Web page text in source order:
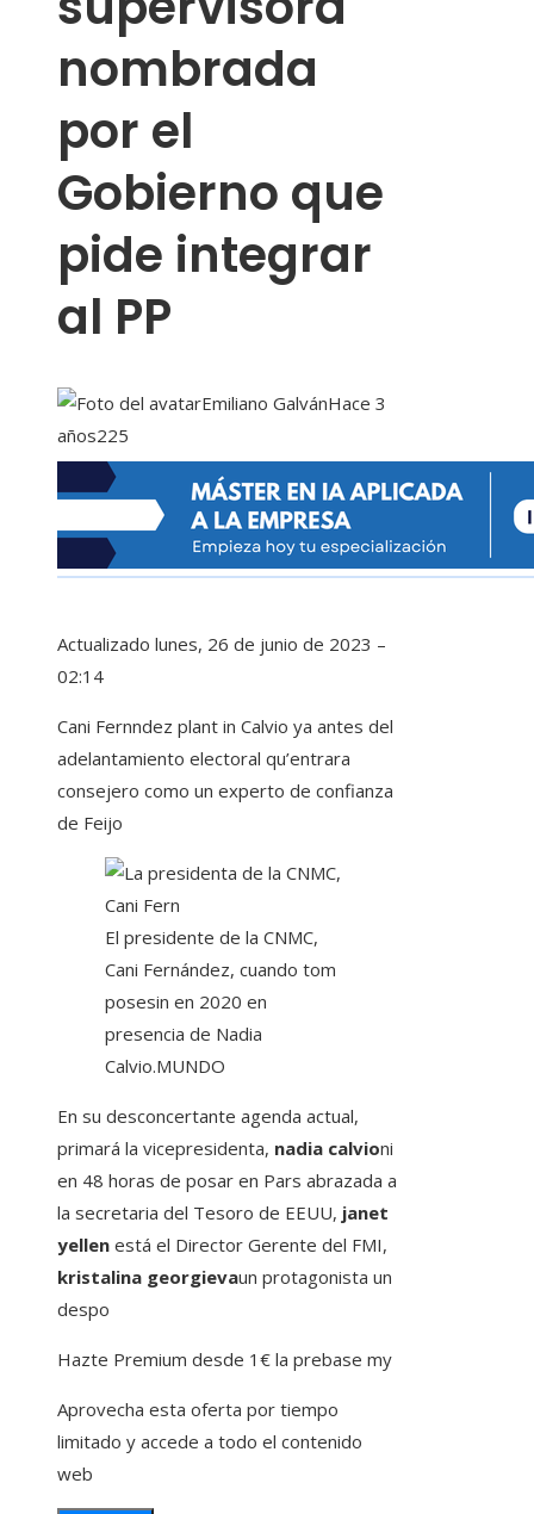
nombrada
por el
Gobierno que
pide integrar
al PP
Emiliano GalvánHace 3
años225
Actualizado lunes, 26 de junio de 2023 –
02:14
Cani Fernndez plant in Calvio ya antes del
adelantamiento electoral qu’entrara
consejero como un experto de confianza
de Feijo
El presidente de la CNMC,
Cani Fernández, cuando tom
posesin en 2020 en
presencia de Nadia
Calvio.MUNDO
En su desconcertante agenda actual,
primará la vicepresidenta, nadia calvioni
en 48 horas de posar en Pars abrazada a
la secretaria del Tesoro de EEUU, janet
yellen está el Director Gerente del FMI,
kristalina georgievaun protagonista un
despo
Hazte Premium desde 1€ la prebase my
Aprovecha esta oferta por tiempo
limitado y accede a todo el contenido
web